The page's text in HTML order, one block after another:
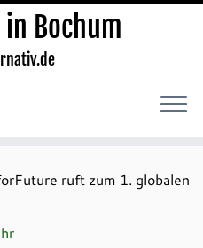
in Bochum
ruft zum 1. globalen